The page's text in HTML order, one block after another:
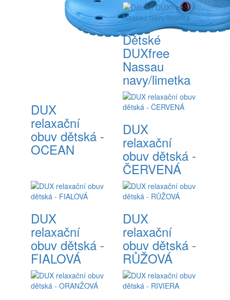
DUX
relaxační
obuv dětská -
OCEAN
Dětské
DUXfree
Nassau
navy/limetka
DUX
relaxační
obuv dětská -
ČERVENÁ
DUX
relaxační
obuv dětská -
FIALOVÁ
DUX
relaxační
obuv dětská -
RŮŽOVÁ